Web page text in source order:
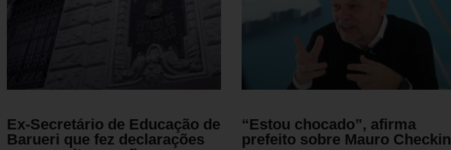
Ex-Secretário de Educação de
Barueri que fez declarações
“Estou chocado”, afirma
prefeito sobre Mauro Checkin